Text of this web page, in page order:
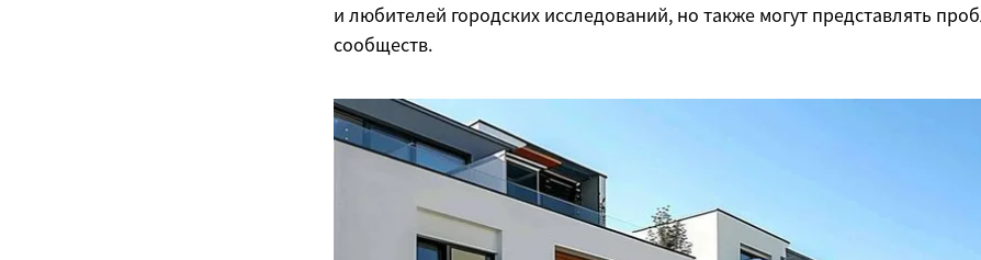
и любителей городских исследований, но также могут представлять
сообществ.